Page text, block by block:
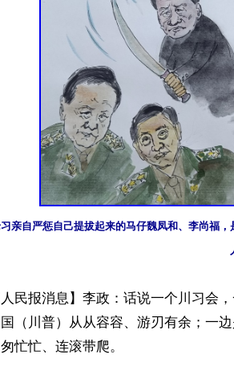
亲自严惩自己提拔起来的马仔魏凤和、李尚福
人民报消息】李政：话说一个川习会
（川普）从从容容、游刃有余；一
忙忙、连滚带爬。